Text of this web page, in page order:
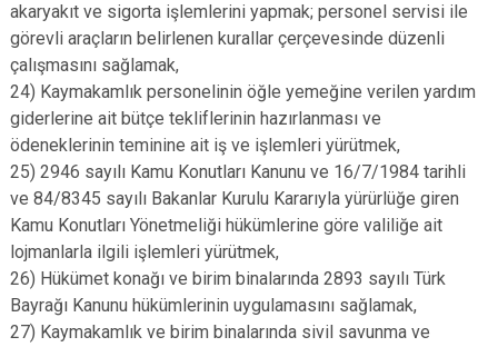
akaryakıt ve sigorta işlemlerini yapmak; personel servisi ile
görevli araçların belirlenen kurallar çerçevesinde düzenli
çalışmasını sağlamak,
24) Kaymakamlık personelinin öğle yemeğine verilen yardım
giderlerine ait bütçe tekliflerinin hazırlanması ve
ödeneklerinin teminine ait iş ve işlemleri yürütmek,
25) 2946 sayılı Kamu Konutları Kanunu ve 16/7/1984 tarihli
ve 84/8345 sayılı Bakanlar Kurulu Kararıyla yürürlüğe giren
Kamu Konutları Yönetmeliği hükümlerine göre valiliğe ait
lojmanlarla ilgili işlemleri yürütmek,
26) Hükümet konağı ve birim binalarında 2893 sayılı Türk
Bayrağı Kanunu hükümlerinin uygulamasını sağlamak,
27) Kaymakamlık ve birim binalarında sivil savunma ve